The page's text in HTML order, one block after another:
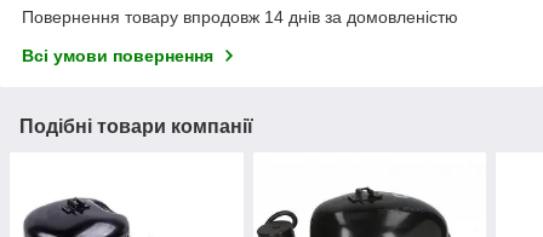
Повернення товару впродовж 14 днів за домовленістю
Всі умови повернення
Подібні товари компанії